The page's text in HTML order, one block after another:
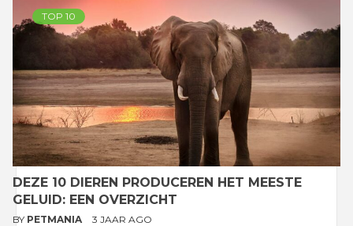
TOP 10
DEZE 10 DIEREN PRODUCEREN HET MEESTE
GELUID: EEN OVERZICHT
BY PETMANIA 3 JAAR AGO